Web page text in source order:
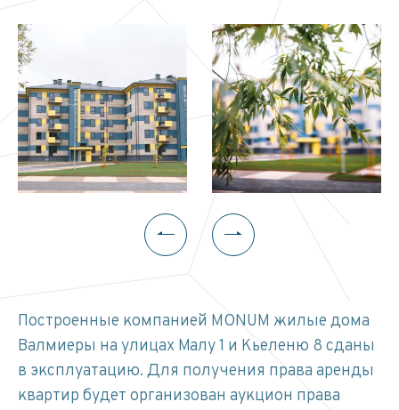
Построенные компанией MONUM жилые дома
Валмиеры на улицах Малу 1 и Кьеленю 8 сданы
в эксплуатацию. Для получения права аренды
квартир будет организован аукцион права